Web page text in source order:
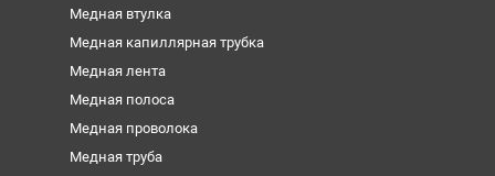
Медная втулка
Медная капиллярная трубка
Медная лента
Медная полоса
Медная проволока
Медная труба